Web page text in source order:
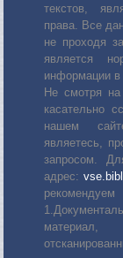
текстов,
права. Все
не проходя
является
информации в
Не смотря на
касательно
нашем
являетесь,
запросом.
адрес:
материал,